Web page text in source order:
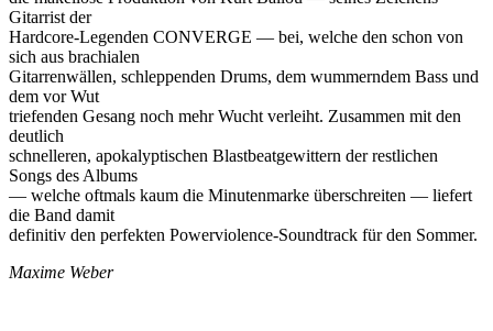
Gitarrist der
Hardcore-Legenden CONVERGE — bei, welche den schon von
sich aus brachialen
Gitarrenwällen, schleppenden Drums, dem wummerndem Bass und
dem vor Wut
triefenden Gesang noch mehr Wucht verleiht. Zusammen mit den
deutlich
schnelleren, apokalyptischen Blastbeatgewittern der restlichen
Songs des Albums
— welche oftmals kaum die Minutenmarke überschreiten — liefert
die Band damit
definitiv den perfekten Powerviolence-Soundtrack für den Sommer.
Maxime Weber